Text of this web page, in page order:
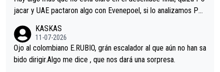
jacar y UAE pactaron algo con Evenepoel, si lo analizamos Poj
i sin pedalear, luego está el saludo con Evenepoel dándose la
mano de una manera muy fraternal, más allá de los típicos toqu
es en el hombro con que saludaba a Vingegard. Ahí hubo una in
KASKAS
11-07-2026
Ojo al colombiano E.RUBIO, grán escalador al que aún no han sa
bido dirigir.Algo me dice , que nos dará una sorpresa.